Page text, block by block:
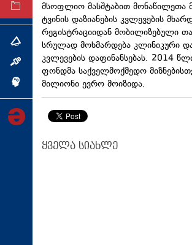
არქივი
თემა
ინტერვიუ
ინქვიზიცია
მსოფლიო მასშტაბით მონაწილეთა
ტვინის დაზიანების კვლევების
რეგისტრაციიდან მობილიზებული
სრულად მოხმარდება კლინიკური
კვლევების დაფინანსებას. 2014
ფონდმა საქველმოქმედო
მილიონი ევრო მოიზიდა.
ყველა სიახლე